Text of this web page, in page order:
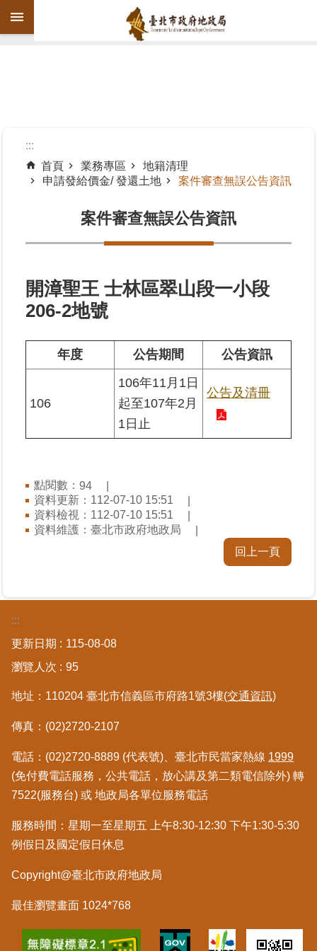
跳到主要內容區塊
機
告
資
訊
務
區
詢
網
路
業
區
合
訊
熱
門
關
字
都
地
資
:::
首頁
業務專區
地籍清理
申請發給價金/ 發還土地
案件審查無誤公告資訊
案件審查無誤公告資訊
開漳聖王 士林區翠山段一小段
206-2地號
年度 公告期間 公告資訊
106
106年11月1日
起至107年2月
1日止
公告及清冊
點閱數： 94
資料更新：112-07-10 15:51
資料檢視：112-07-10 15:51
資料維護：臺北市政府地政局
回上一頁
:::
更新日期
115-08-08
瀏覽人次
95
地址：110204 臺北市信義區市府路1號3樓(交通資訊)
傳真：(02)2720-2107
電話：(02)2720-8889 (代表號)、臺北市民當家熱線 1999
(免付費電話服務，公共電話，放心講及第二類電信除外) 轉
7522(服務台) 或 地政局各單位服務電話
服務時間：星期一至星期五 上午8:30-12:30 下午1:30-5:30
例假日及國定假日休息
Copyright@臺北市政府地政局
最佳瀏覽畫面 1024*768